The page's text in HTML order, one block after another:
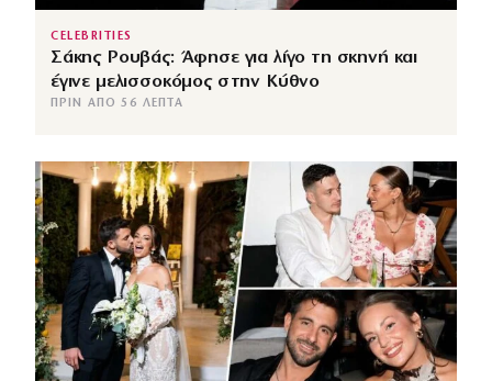
CELEBRITIES
Σάκης Ρουβάς: Άφησε για λίγο τη σκηνή και
έγινε μελισσοκόμος στην Κύθνο
ΠΡΙΝ ΑΠΌ 56 ΛΕΠΤΆ